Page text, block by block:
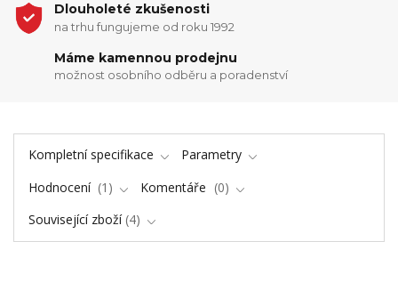
Dlouholeté zkušenosti
na trhu fungujeme od roku 1992
Máme kamennou prodejnu
možnost osobního odběru a poradenství
Kompletní specifikace
Parametry
Hodnocení
1 Komentáře
0
Související zboží 4